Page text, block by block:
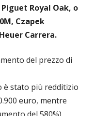
Royal Oak, o
Czapek
Carrera.
del prezzo di
è stato più redditizio
euro, mentre